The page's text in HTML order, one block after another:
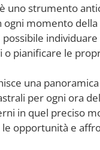
è uno strumento
momento della
possibile
o pianificare le
una
per ogni ora
in quel preciso
opportunità e